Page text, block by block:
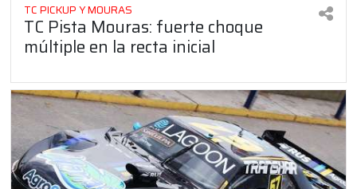
TC PICKUP Y MOURAS
TC Pista Mouras: fuerte choque
múltiple en la recta inicial